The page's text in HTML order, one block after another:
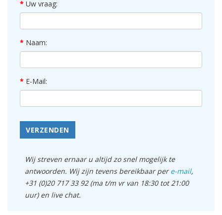
Uw vraag:
Naam:
E-Mail:
VERZENDEN
Wij streven ernaar u altijd zo snel mogelijk te
antwoorden. Wij zijn tevens bereikbaar pere-mail,
+31 (0)20 717 33 92 (ma t/m vr van 18:30 tot 21:00
uur) en live chat.